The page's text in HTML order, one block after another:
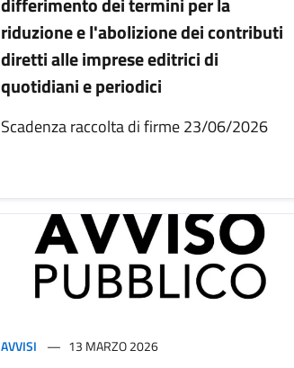
riduzione e l'abolizione dei contributi
diretti alle imprese editrici di
quotidiani e periodici
Scadenza raccolta di firme 23/06/2026
AVVISI 13 MARZO 2026